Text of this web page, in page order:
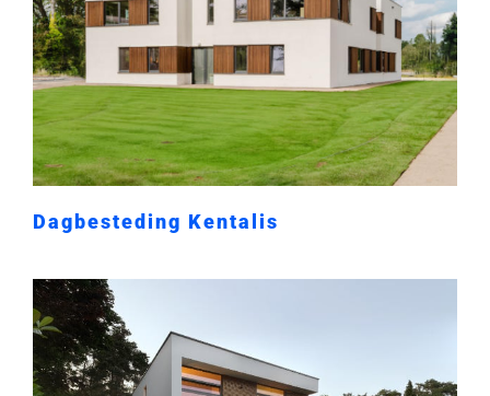
Dagbesteding Kentalis